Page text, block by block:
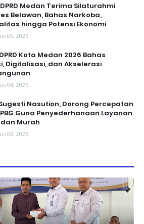
Medan Terima Silaturahmi
Belawan, Bahas Narkoba,
hingga Potensi Ekonomi
06, 2026
Kota Medan 2026 Bahas
Digitalisasi, dan Akselerasi
04, 2026
Nasution, Dorong Percepatan
Guna Penyederhanaan Layanan
Murah
03, 2026